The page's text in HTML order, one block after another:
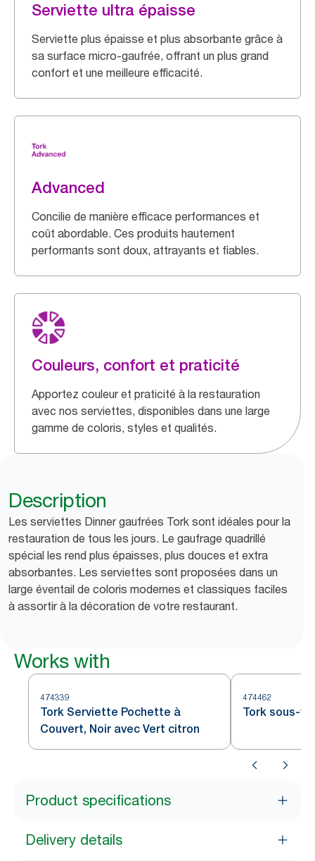
Serviette ultra épaisse
Serviette plus épaisse et plus absorbante grâce à
sa surface micro-gaufrée, offrant un plus grand
confort et une meilleure efficacité.
Advanced
Concilie de manière efficace performances et
coût abordable. Ces produits hautement
performants sont doux, attrayants et fiables.
Couleurs, confort et praticité
Apportez couleur et praticité à la restauration
avec nos serviettes, disponibles dans une large
gamme de coloris, styles et qualités.
Description
Les serviettes Dinner gaufrées Tork sont idéales pour la
restauration de tous les jours. Le gaufrage quadrillé
spécial les rend plus épaisses, plus douces et extra
absorbantes. Les serviettes sont proposées dans un
large éventail de coloris modernes et classiques faciles
à assortir à la décoration de votre restaurant.
Works with
474339
Tork Serviette Pochette à
Couvert, Noir avec Vert citron
474462
Tork sous-
Product specifications
Delivery details